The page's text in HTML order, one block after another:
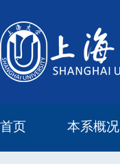
首页 本系概况